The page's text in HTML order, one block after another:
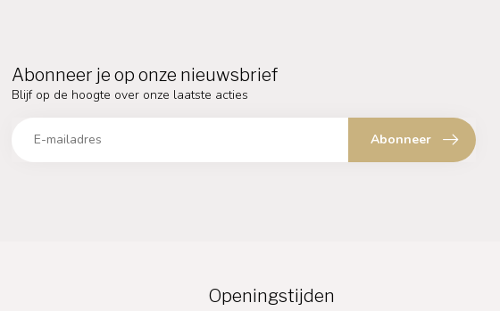
Abonneer je op onze nieuwsbrief
Blijf op de hoogte over onze laatste acties
Abonneer
Openingstijden